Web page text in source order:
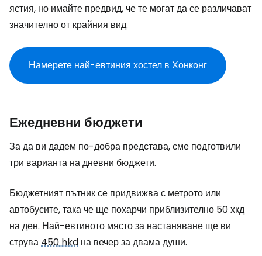
ястия, но имайте предвид, че те могат да се различават
значително от крайния вид.
Намерете най-евтиния хостел в Хонконг
Ежедневни бюджети
За да ви дадем по-добра представа, сме подготвили
три варианта на дневни бюджети.
Бюджетният пътник се придвижва с метрото или
автобусите, така че ще похарчи приблизително 50 хкд
на ден. Най-евтиното място за настаняване ще ви
струва450 hkd на вечер за двама души.